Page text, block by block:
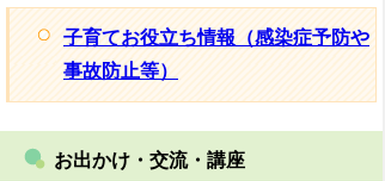
子育てお役立ち情報（感染症予防や
事故防止等）
お出かけ・交流・講座